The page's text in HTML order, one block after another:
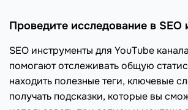
Проведите исследование в SEO
SEO инструменты для YouTube
помогают отслеживать общую
находить полезные теги, ключевые
получать подсказки, которые вы